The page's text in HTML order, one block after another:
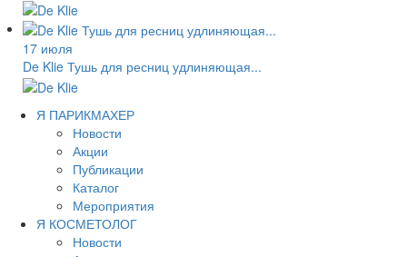
17 июля
De Klie Тушь для ресниц удлиняющая...
Я ПАРИКМАХЕР
Новости
Акции
Публикации
Каталог
Мероприятия
Я КОСМЕТОЛОГ
Новости